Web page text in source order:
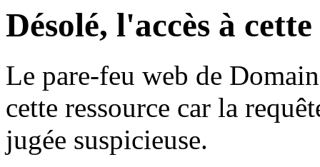
Désolé, l'accès à
Le pare-feu web de
cette ressource car la
jugée suspicieuse.